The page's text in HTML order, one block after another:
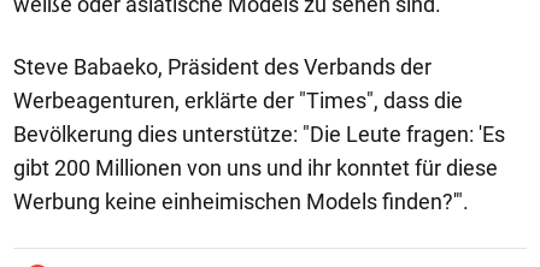
Steve Babaeko, Präsident des Verbands der
Werbeagenturen, erklärte der "Times", dass die
Bevölkerung dies unterstütze: "Die Leute fragen: 'Es
gibt 200 Millionen von uns und ihr konntet für diese
Werbung keine einheimischen Models finden?'".